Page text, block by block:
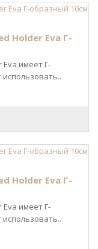
Holder Eva Г-
имеет Г-
Holder Eva Г-
имеет Г-